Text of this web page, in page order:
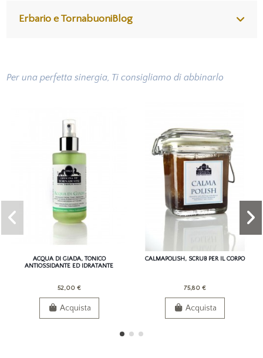
Erbario e TornabuoniBlog
Per una perfetta sinergia, Ti consigliamo di abbinarlo
ACQUA DI GIADA, TONICO
ANTIOSSIDANTE ED IDRATANTE
52,00 €
Acquista
CALMAPOLISH, SCRUB PER IL CORPO
75,80 €
Acquista